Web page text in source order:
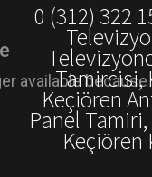
0 (312) 322
Tamircisi,
Keçiören
Panel
Keçiören